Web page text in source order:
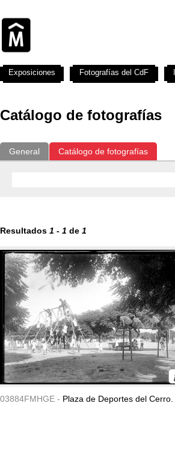
Catálogo de fotografías
General Catálogo de fotografías
Resultados 1 - 1 de 1
03884FMHGE - Plaza de Deportes del Cerro.
Exposiciones Fotografías del CdF